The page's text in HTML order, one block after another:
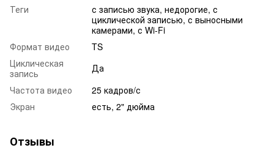
Теги
с записью звука, недорогие, с
циклической записью, с выносными
камерами, с Wi-Fi
Формат видео
TS
Циклическая
запись
Да
Частота видео
25 кадров/с
Экран
есть, 2" дюйма
Отзывы